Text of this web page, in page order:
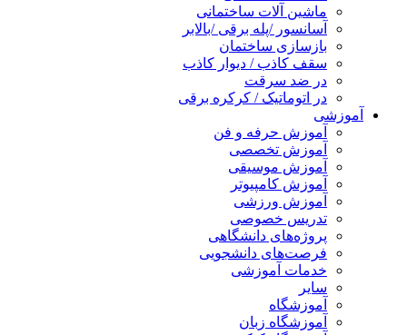
ماشین آلات ساختمانی
آسانسور /پله برقی /بالابر
بازسازی ساختمان
سقف کاذب / دیوار کاذب
در ضد سرقت
در اتوماتیک / کرکره برقی
آموزشی
آموزش حرفه و فن
آموزش تخصصی
آموزش موسیقی
آموزش کامپیوتر
آموزش ورزشی
تدریس خصوصی
پروژه‌های دانشگاهی
فرصت‌های دانشجویی
خدمات آموزشی
سایر
آموزشگاه
آموزشگاه زبان